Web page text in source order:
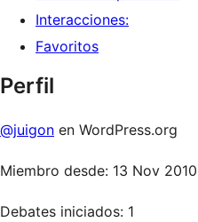
Interacciones:
Favoritos
Perfil
@juigon en WordPress.org
Miembro desde: 13 Nov 2010
Debates iniciados: 1